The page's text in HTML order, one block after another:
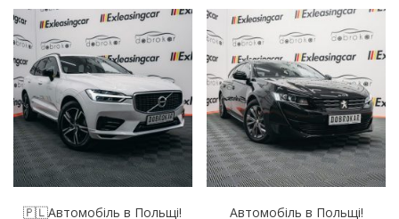
Скинути
Пошук ( 30 )
🇵🇱Автомобіль в Польщі! Автомобіль в Польщі!